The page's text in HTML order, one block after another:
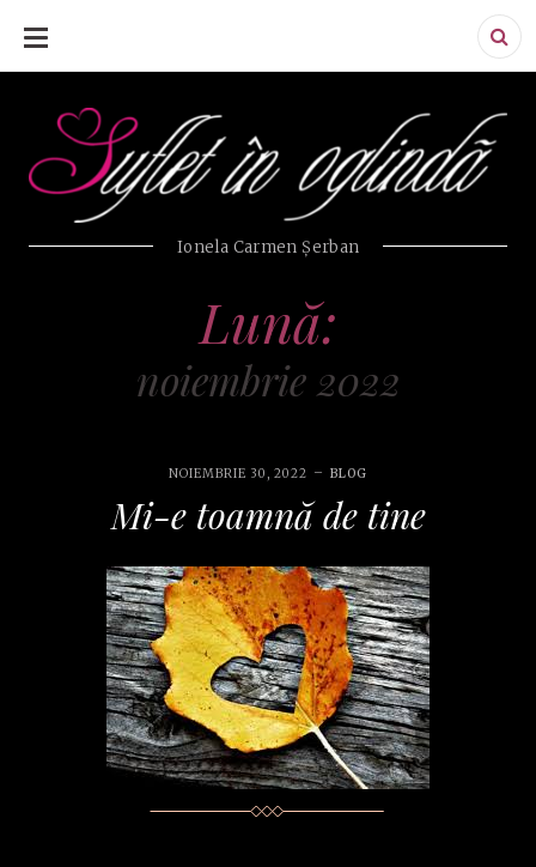
SKIP
CONTENT
Ionela Carmen Şerban
Lună:
noiembrie 2022
NOIEMBRIE 30, 2022 BLOG
Mi-e toamnă de tine